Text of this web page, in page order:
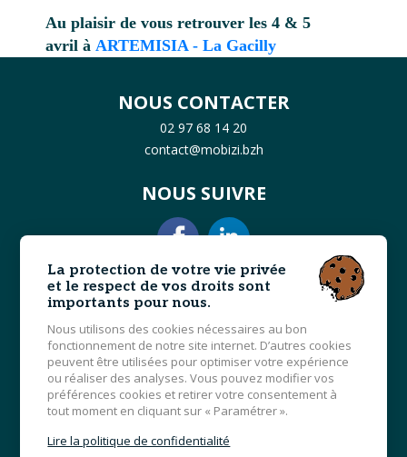
Au plaisir de vous retrouver les 4 & 5
avril à ARTEMISIA - La Gacilly
NOUS CONTACTER
02 97 68 14 20
contact@mobizi.bzh
NOUS SUIVRE
MOBIZI
PROGRAMME
L'ÉQUIPE
INFOS PRATIQUES
ACTUALITÉS
FORMULAIRE DE CONTACT
La protection de votre vie privée
et le respect de vos droits sont
importants pour nous.
Nous utilisons des cookies nécessaires au bon
fonctionnement de notre site internet. D’autres cookies
peuvent être utilisées pour optimiser votre expérience
ou réaliser des analyses. Vous pouvez modifier vos
préférences cookies et retirer votre consentement à
tout moment en cliquant sur « Paramétrer ».
Lire la politique de confidentialité